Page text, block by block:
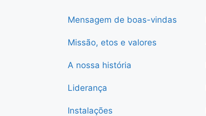
Mensagem de boas-vindas
Missão, etos e valores
A nossa história
Liderança
Instalações